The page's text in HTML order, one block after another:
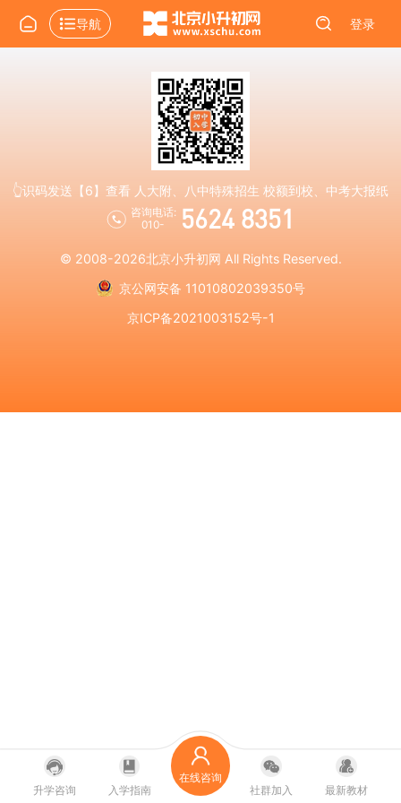
导航 登录
👆识码发送【6】查看 人大附、八中特殊招生 校额到校、中考大报纸
咨询电话:
010-
5624 8351
© 2008-2026北京小升初网 All Rights Reserved.
京公网安备 11010802039350号
京ICP备2021003152号-1
升学咨询 入学指南
在线咨询
社群加入
最新教材